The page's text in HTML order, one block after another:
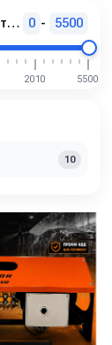
Производительность по площади (м2/ч) 0 - 5500
2010 5500
10